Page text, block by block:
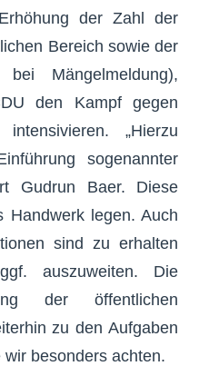
der Zahl der
Bereich sowie der
Mängelmeldung),
den Kampf gegen
„Hierzu
sogenannter
Gudrun Baer. Diese
Handwerk legen. Auch
sind zu erhalten
auszuweiten. Die
der öffentlichen
zu den Aufgaben
besonders achten.